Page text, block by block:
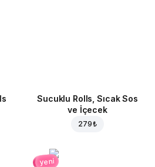
Sucuklu Rolls, Sıcak Sos
ve İçecek
279 ₺
yeni